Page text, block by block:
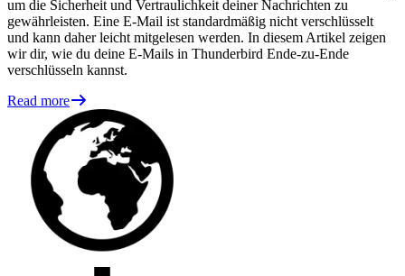
um die Sicherheit und Vertraulichkeit deiner Nachrichten zu
gewährleisten. Eine E-Mail ist standardmäßig nicht verschlüsselt
und kann daher leicht mitgelesen werden. In diesem Artikel zeigen
wir dir, wie du deine E-Mails in Thunderbird Ende-zu-Ende
verschlüsseln kannst.
Read more